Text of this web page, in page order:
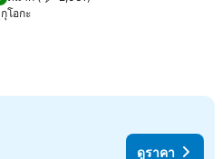
โอกะ
ดูราคา